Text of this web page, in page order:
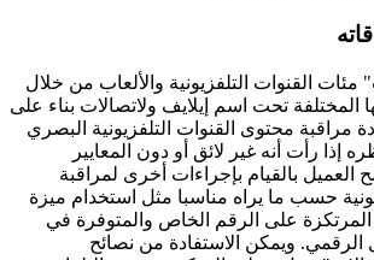
مئات القنوات التلفزيونية والألعاب من خلال
المختلفة تحت اسم إيلايف ولاتصالات بناء على
محتوى القنوات التلفزيونية البصري
إذا رأت أنه غير لائق أو دون المعايير
العميل بالقيام بإجراءات أخرى لمراقبة
حسب ما يراه مناسبا مثل استخدام ميزة
المرتكزة على الرقم الخاص والمتوفرة في
الرقمي. ويمكن الاستفادة من نصائح